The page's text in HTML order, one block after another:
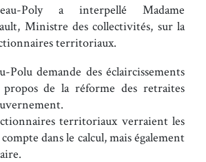
Poly a interpellé Madame
Ministre des collectivités, sur la
territoriaux.
Polu demande des éclaircissements
de la réforme des retraites
territoriaux verraient les
dans le calcul, mais également